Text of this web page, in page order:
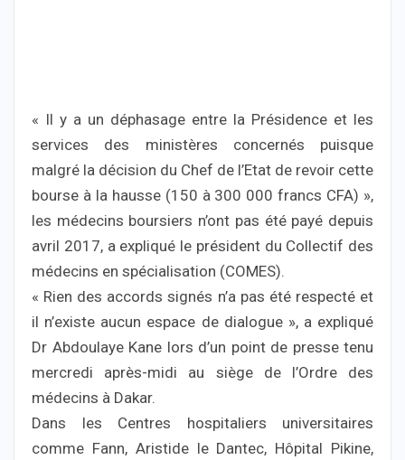
« Il y a un déphasage entre la Présidence et les
services des ministères concernés puisque
malgré la décision du Chef de l’Etat de revoir cette
bourse à la hausse (150 à 300 000 francs CFA) »,
les médecins boursiers n’ont pas été payé depuis
avril 2017, a expliqué le président du Collectif des
médecins en spécialisation (COMES).
« Rien des accords signés n’a pas été respecté et
il n’existe aucun espace de dialogue », a expliqué
Dr Abdoulaye Kane lors d’un point de presse tenu
mercredi après-midi au siège de l’Ordre des
médecins à Dakar.
Dans les Centres hospitaliers universitaires
comme Fann, Aristide le Dantec, Hôpital Pikine,